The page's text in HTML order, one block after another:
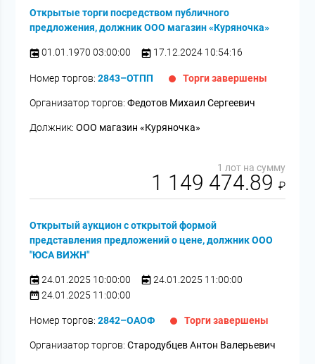
Открытые торги посредством публичного
предложения, должник ООО магазин «Куряночка»
01.01.1970 03:00:00 17.12.2024 10:54:16
Номер торгов:2843–ОТПП Торги завершены
Организатор торгов:Федотов Михаил Сергеевич
Должник:ООО магазин «Куряночка»
1 лот на сумму
1 149 474.89 ₽
Открытый аукцион с открытой формой
представления предложений о цене, должник ООО
"ЮСА ВИЖН"
24.01.2025 10:00:00
24.01.2025 11:00:00
24.01.2025 11:00:00
Номер торгов:2842–ОАОФ Торги завершены
Организатор торгов:Стародубцев Антон Валерьевич